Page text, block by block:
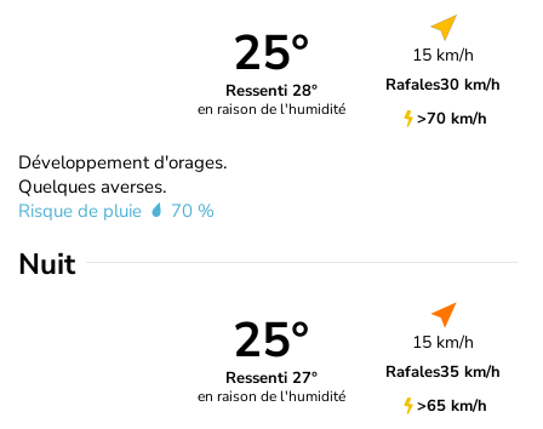
25°
Ressenti 28°
en raison de l'humidité
15 km/h
Rafales30 km/h
>70 km/h
Développement d'orages.
Quelques averses.
Risque de pluie
70 %
Nuit
25°
Ressenti 27°
en raison de l'humidité
15 km/h
Rafales35 km/h
>65 km/h